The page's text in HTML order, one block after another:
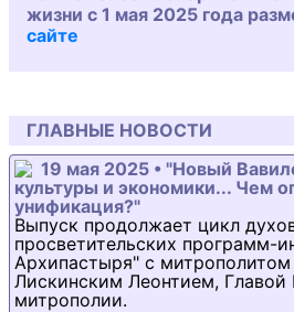
жизни с 1 мая 2025 года
сайте
ГЛАВНЫЕ НОВОСТИ
19 мая 2025 • "Новый
культуры и экономики... Чем
унификация?"
Выпуск продолжает цикл
просветительских программ-
Архипастыря" с
Лискинским Леонтием,
митрополии.